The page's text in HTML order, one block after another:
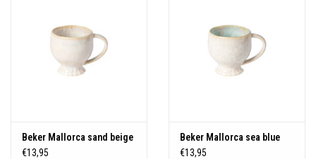
Beker Mallorca sand beige
€13,95
Beker Mallorca sea blue
€13,95